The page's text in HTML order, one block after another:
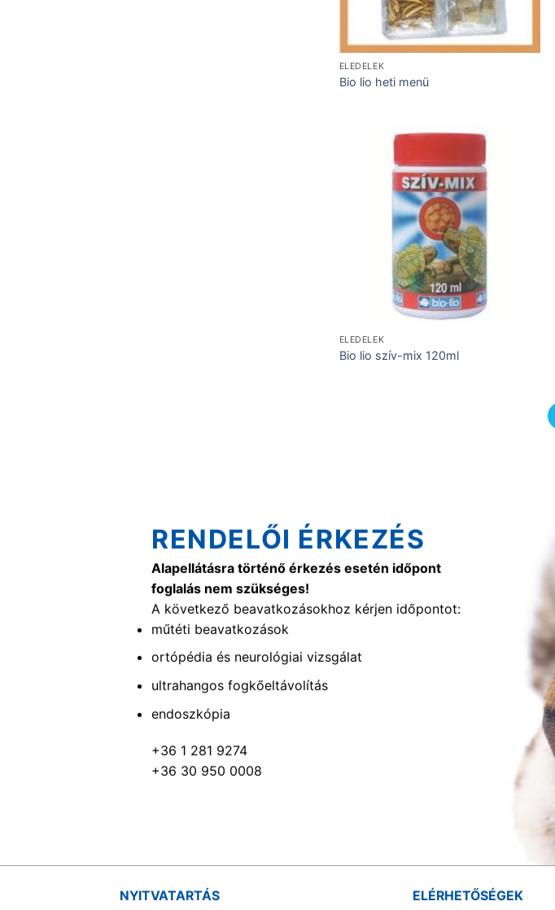
ELEDELEK
Bio lio heti menü
ELEDELEK
Bio lio szív-mix 120ml
RENDELŐI ÉRKEZÉS
Alapellátásra történő érkezés esetén időpont
foglalás nem szükséges!
A következő beavatkozásokhoz kérjen időpontot:
műtéti beavatkozások
ortópédia és neurológiai vizsgálat
ultrahangos fogkőeltávolítás
endoszkópia
+36 1 281 9274
+36 30 950 0008
NYITVATARTÁS ELÉRHETŐSÉGEK